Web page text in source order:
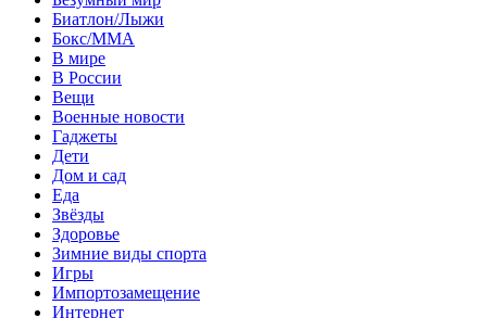
Биатлон/Лыжи
Бокс/MMA
В мире
В России
Вещи
Военные новости
Гаджеты
Дети
Дом и сад
Еда
Звёзды
Здоровье
Зимние виды спорта
Игры
Импортозамещение
Интернет